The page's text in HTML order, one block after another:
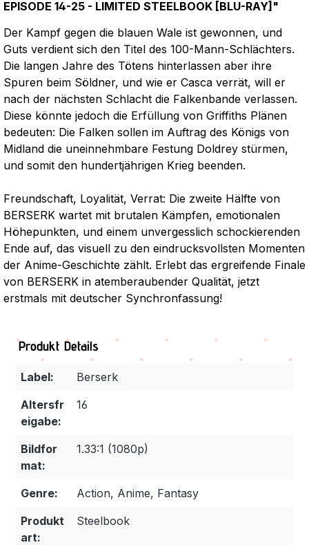
EPISODE 14-25 - LIMITED STEELBOOK [BLU-RAY]"
Der Kampf gegen die blauen Wale ist gewonnen, und
Guts verdient sich den Titel des 100-Mann-Schlächters.
Die langen Jahre des Tötens hinterlassen aber ihre
Spuren beim Söldner, und wie er Casca verrät, will er
nach der nächsten Schlacht die Falkenbande verlassen.
Diese könnte jedoch die Erfüllung von Griffiths Plänen
bedeuten: Die Falken sollen im Auftrag des Königs von
Midland die uneinnehmbare Festung Doldrey stürmen,
und somit den hundertjährigen Krieg beenden.
Freundschaft, Loyalität, Verrat: Die zweite Hälfte von
BERSERK wartet mit brutalen Kämpfen, emotionalen
Höhepunkten, und einem unvergesslich schockierenden
Ende auf, das visuell zu den eindrucksvollsten Momenten
der Anime-Geschichte zählt. Erlebt das ergreifende Finale
von BERSERK in atemberaubender Qualität, jetzt
erstmals mit deutscher Synchronfassung!
Produkt Details
Label:
Berserk
Altersfr
eigabe:
16
Bildfor
mat:
1.33:1 (1080p)
Genre:
Action, Anime, Fantasy
Produkt
art:
Steelbook